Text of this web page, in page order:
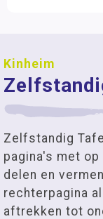
Kinheim
Zelfstandig
pagina's met
delen en
rechterpagina
aftrekken tot